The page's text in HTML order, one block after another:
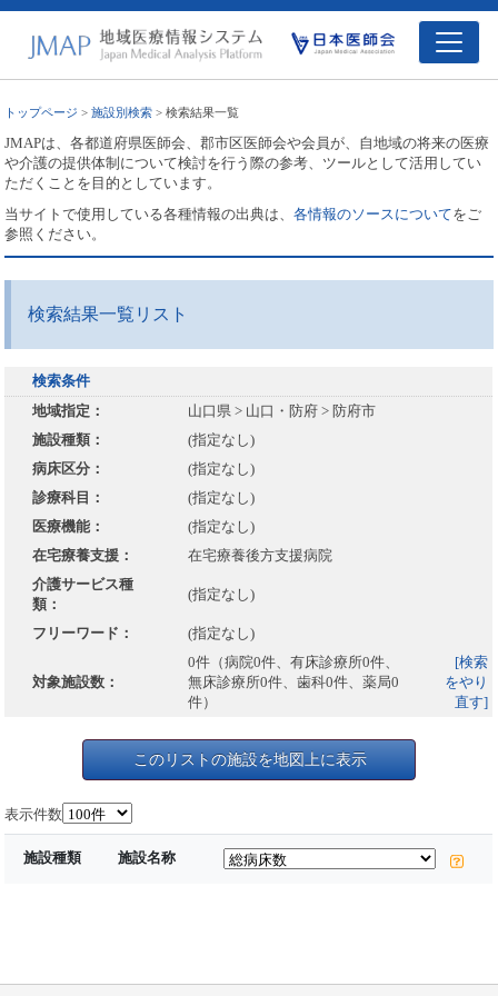
トップページ >施設別検索 > 検索結果一覧
JMAPは、各都道府県医師会、郡市区医師会や会員が、自地域の将来の医療
や介護の提供体制について検討を行う際の参考、ツールとして活用してい
ただくことを目的としています。
当サイトで使用している各種情報の出典は、各情報のソースについてをご
参照ください。
検索結果一覧リスト
検索条件
地域指定：
山口県 > 山口・防府 > 防府市
施設種類：
(指定なし)
病床区分：
(指定なし)
診療科目：
(指定なし)
医療機能：
(指定なし)
在宅療養支援：
在宅療養後方支援病院
介護サービス種
類：
(指定なし)
フリーワード： (指定なし)
対象施設数：
0件（病院0件、有床診療所0件、
無床診療所0件、歯科0件、薬局0
件）
[検索
をやり
直す]
このリストの施設を地図上に表示
表示件数
施設種類 施設名称